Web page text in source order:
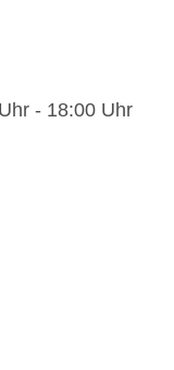
Gebühr
- 18:00 Uhr